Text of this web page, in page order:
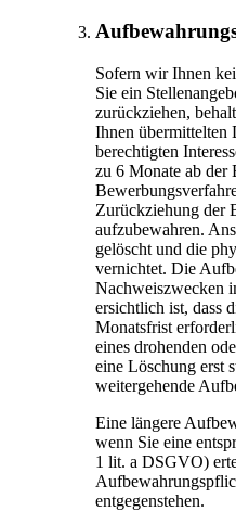
Sofern wir Ihnen
Sie ein
zurückziehen,
Ihnen übermittelten
berechtigten
zu 6 Monate ab der
Zurückziehung der
aufzubewahren.
gelöscht und die
vernichtet. Die
Nachweiszwecken
ersichtlich ist, dass
Monatsfrist
eines drohenden
eine Löschung erst
weitergehende
Eine längere
wenn Sie eine
1 lit. a DSGVO)
entgegenstehen.